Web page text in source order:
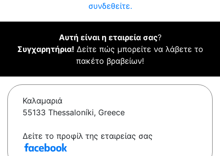
συνδεθείτε.
Αυτή είναι η εταιρεία σας?
Συγχαρητήρια! Δείτε πώς μπορείτε να λάβετε το
πακέτο βραβείων!
Καλαμαριά
55133 Thessaloníki, Greece
Δείτε το προφίλ της εταιρείας σας